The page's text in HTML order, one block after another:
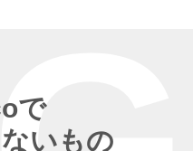
で
いもの